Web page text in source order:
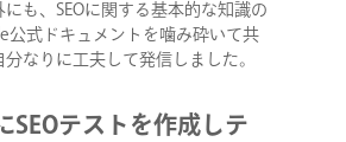
も、SEOに関する基本的な知識の
公式ドキュメントを噛み砕いて共
なりに工夫して発信しました。
SEOテストを作成しテ